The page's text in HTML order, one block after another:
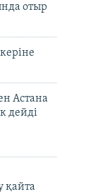
отыр
Астана
дейді
қайта